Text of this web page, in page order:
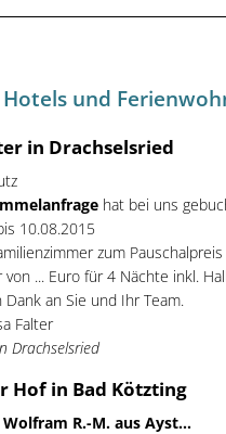
und
in Drachselsried
hat bei uns
10.08.2015
zum
von ... Euro für 4 Nächte inkl.
an Sie und Ihr Team.
Falter
Drachselsried
Hof in Bad Kötzting
Wolfram R.-M. aus Ayst...